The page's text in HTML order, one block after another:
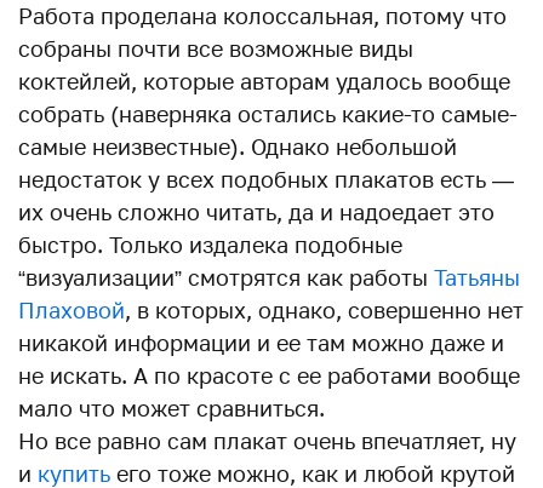
Работа проделана колоссальная, потому что
собраны почти все возможные виды
коктейлей, которые авторам удалось вообще
собрать (наверняка остались какие-то самые-
самые неизвестные). Однако небольшой
недостаток у всех подобных плакатов есть —
их очень сложно читать, да и надоедает это
быстро. Только издалека подобные
“визуализации” смотрятся как работы Татьяны
Плаховой, в которых, однако, совершенно нет
никакой информации и ее там можно даже и
не искать. А по красоте с ее работами вообще
мало что может сравниться.
Но все равно сам плакат очень впечатляет, ну
и купить его тоже можно, как и любой крутой